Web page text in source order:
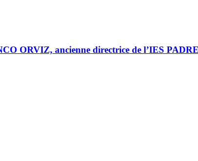
ORVIZ, ancienne directrice de l’IES